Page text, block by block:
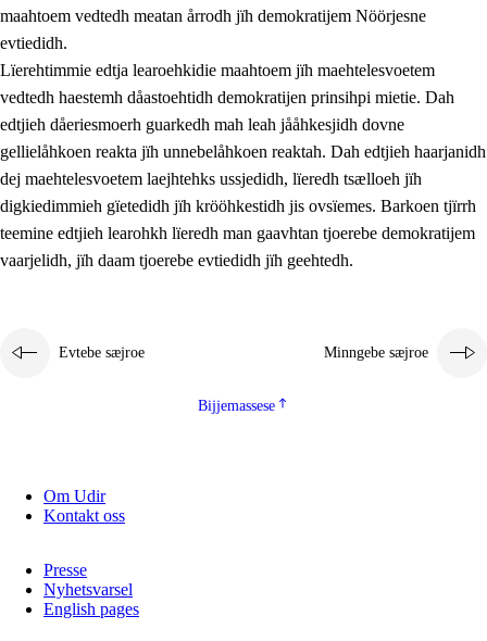
2.4 Lïeredh lïeredh
Dåaresthfaageles teemah
2.5 Dåaresthfaageles teemah
2.5.1 Almetjehealsoe jïh jieledehaalveme
2.5.2 Demokratije jïh meatanårrojevoete
2.5.3 Monnehke evtiedimmie
maahtoem vedtedh meatan årrodh jïh demokratijem Nöörjesne
evtiedidh.
Lïerehtimmie edtja learoehkidie maahtoem jïh maehtelesvoetem
vedtedh haestemh dåastoehtidh demokratijen prinsihpi mietie. Dah
edtjieh dåeriesmoerh guarkedh mah leah jååhkesjidh dovne
gellielåhkoen reakta jïh unnebelåhkoen reaktah. Dah edtjieh haarjanidh
dej maehtelesvoetem laejhtehks ussjedidh, lïeredh tsælloeh jïh
digkiedimmieh gïetedidh jïh krööhkestidh jis ovsïemes. Barkoen tjïrrh
teemine edtjieh learohkh lïeredh man gaavhtan tjoerebe demokratijem
vaarjelidh, jïh daam tjoerebe evtiedidh jïh geehtedh.
Evtebe sæjroe Minngebe sæjroe
Bijjemassese
Om Udir
Kontakt oss
Presse
Nyhetsvarsel
English pages